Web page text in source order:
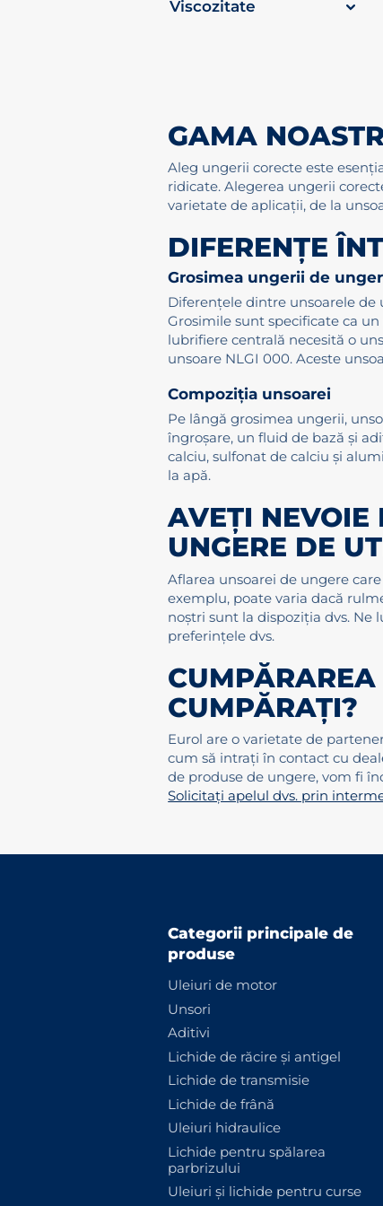
Viscozitate
GAMA
Aleg ungerii corecte este
ridicate. Alegerea ungerii
varietate de aplicații, de la
DIFERENȚE
Grosimea ungerii de
Diferențele dintre unsoarele de
Grosimile sunt specificate ca
lubrifiere centrală necesită o
unsoare NLGI 000. Aceste
Compoziția unsoarei
Pe lângă grosimea ungerii,
îngroșare, un fluid de bază și
calciu, sulfonat de calciu și
la apă.
AVEȚI NEVOIE
UNGERE DE
Aflarea unsoarei de ungere
exemplu, poate varia dacă
noștri sunt la dispoziția dvs.
preferințele dvs.
CUMPĂRAREA
CUMPĂRAȚI?
Eurol are o varietate de
cum să intrați în contact cu
de produse de ungere, vom fi
Solicitați apelul dvs. prin
Categorii principale de
produse
Uleiuri de motor
Unsori
Aditivi
Lichide de răcire și antigel
Lichide de transmisie
Lichide de frână
Uleiuri hidraulice
Lichide pentru spălarea
parbrizului
Uleiuri și lichide pentru curse